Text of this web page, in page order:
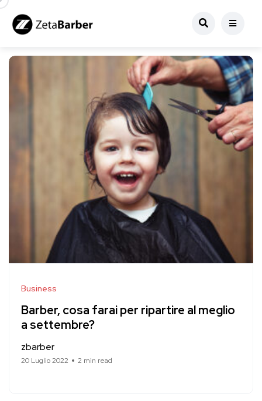
Business
Barber, cosa farai per ripartire al meglio
a settembre?
zbarber
20 Luglio 2022 2 min read